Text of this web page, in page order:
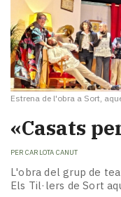
Estrena de l'obra a Sort,
«Casats
PER CARLOTA CANUT
L'obra del grup de
Els Til·lers de Sort